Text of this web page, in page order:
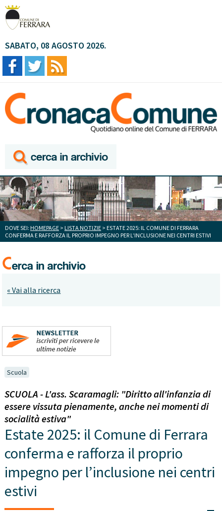
SABATO, 08 AGOSTO 2026.
DOVE SEI: HOMEPAGE > LISTA NOTIZIE > ESTATE 2025: IL COMUNE DI FERRARA
CONFERMA E RAFFORZA IL PROPRIO IMPEGNO PER L’INCLUSIONE NEI CENTRI ESTIVI
« Vai alla ricerca
Scuola
SCUOLA - L'ass. Scaramagli: "Diritto all'infanzia di
essere vissuta pienamente, anche nei momenti di
socialità estiva"
Estate 2025: il Comune di Ferrara
conferma e rafforza il proprio
impegno per l’inclusione nei centri
estivi